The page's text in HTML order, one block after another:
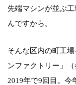
先端マシンが並ぶ
んですから。
そんな区内の町工
ンファクトリー」
2019年で9回目。今